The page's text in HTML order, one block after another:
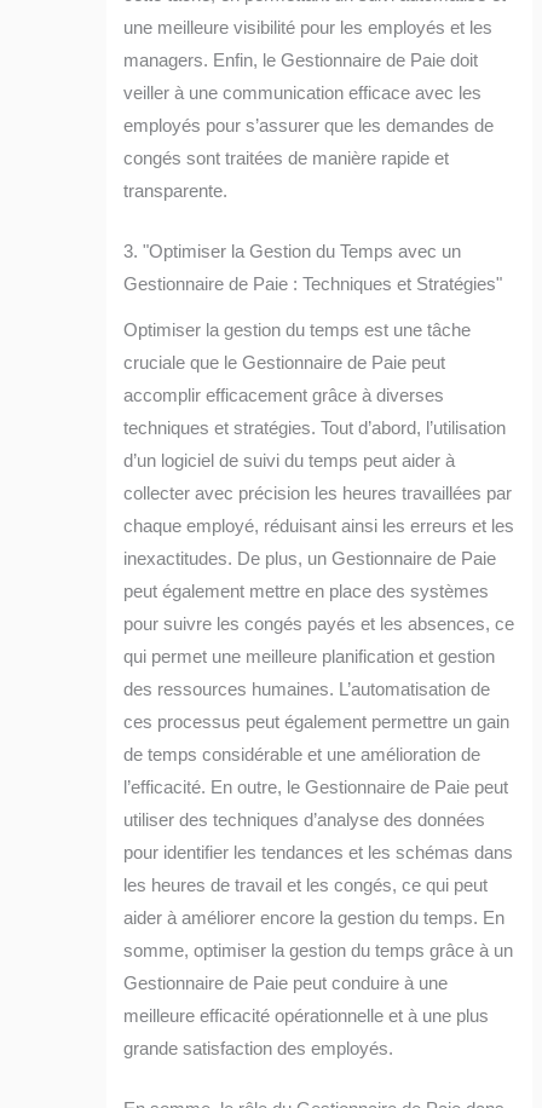
une meilleure visibilité pour les employés et les
managers. Enfin, le Gestionnaire de Paie doit
veiller à une communication efficace avec les
employés pour s’assurer que les demandes de
congés sont traitées de manière rapide et
transparente.
3. "Optimiser la Gestion du Temps avec un
Gestionnaire de Paie : Techniques et Stratégies"
Optimiser la gestion du temps est une tâche
cruciale que le Gestionnaire de Paie peut
accomplir efficacement grâce à diverses
techniques et stratégies. Tout d’abord, l’utilisation
d’un logiciel de suivi du temps peut aider à
collecter avec précision les heures travaillées par
chaque employé, réduisant ainsi les erreurs et les
inexactitudes. De plus, un Gestionnaire de Paie
peut également mettre en place des systèmes
pour suivre les congés payés et les absences, ce
qui permet une meilleure planification et gestion
des ressources humaines. L’automatisation de
ces processus peut également permettre un gain
de temps considérable et une amélioration de
l’efficacité. En outre, le Gestionnaire de Paie peut
utiliser des techniques d’analyse des données
pour identifier les tendances et les schémas dans
les heures de travail et les congés, ce qui peut
aider à améliorer encore la gestion du temps. En
somme, optimiser la gestion du temps grâce à un
Gestionnaire de Paie peut conduire à une
meilleure efficacité opérationnelle et à une plus
grande satisfaction des employés.